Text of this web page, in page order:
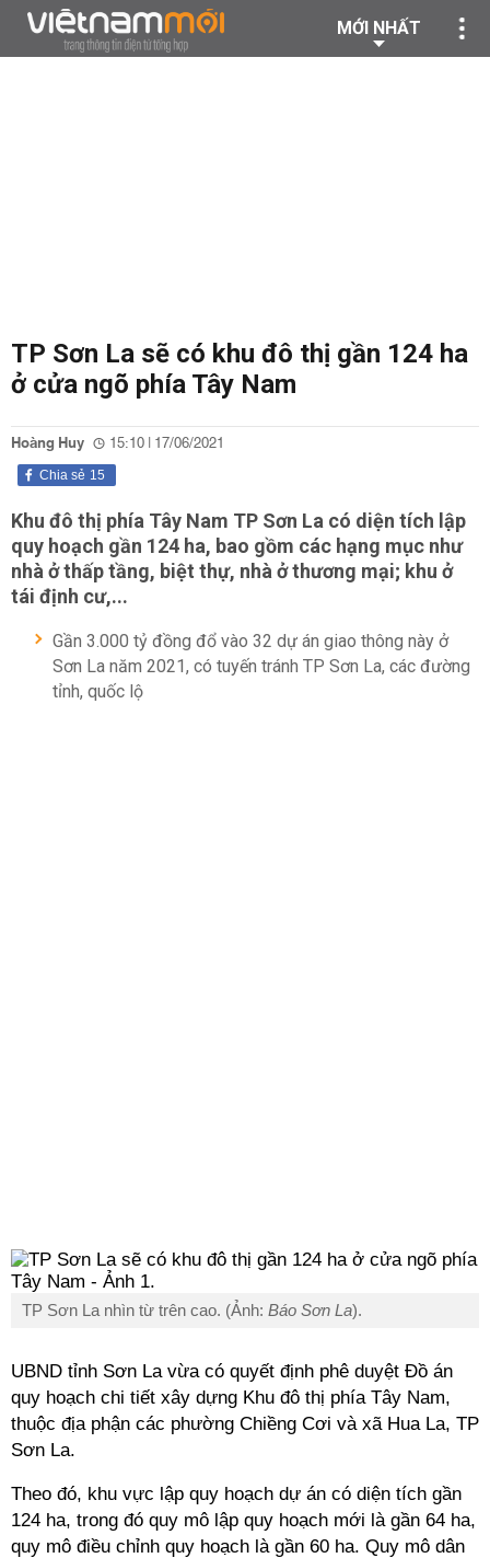
MỚI NHẤT
TP Sơn La sẽ có khu đô thị gần 124 ha
ở cửa ngõ phía Tây Nam
Hoàng Huy 15:10 | 17/06/2021
15
Chia sẻ
Khu đô thị phía Tây Nam TP Sơn La có diện tích lập
quy hoạch gần 124 ha, bao gồm các hạng mục như
nhà ở thấp tầng, biệt thự, nhà ở thương mại; khu ở
tái định cư,...
Gần 3.000 tỷ đồng đổ vào 32 dự án giao thông này ở
Sơn La năm 2021, có tuyến tránh TP Sơn La, các đường
tỉnh, quốc lộ
TP Sơn La nhìn từ trên cao. (Ảnh: Báo Sơn La).
UBND tỉnh Sơn La vừa có quyết định phê duyệt Đồ án
quy hoạch chi tiết xây dựng Khu đô thị phía Tây Nam,
thuộc địa phận các phường Chiềng Cơi và xã Hua La, TP
Sơn La.
Theo đó, khu vực lập quy hoạch dự án có diện tích gần
124 ha, trong đó quy mô lập quy hoạch mới là gần 64 ha,
quy mô điều chỉnh quy hoạch là gần 60 ha. Quy mô dân